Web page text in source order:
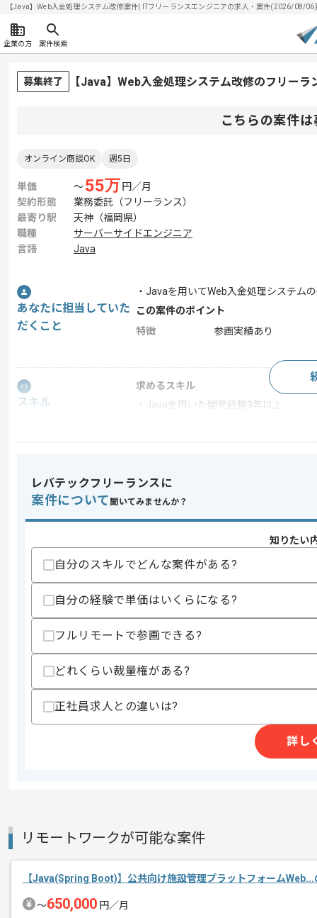
【Java】Web入金処理システム改修案件| ITフリーランスエンジニアの求人・案件(2026/08/06
企業の方 案件検索
募集終了 【Java】Web入金処理システム改修のフリーラ
こちらの案件
オンライン商談OK 週5日
単価 〜55万 円／月
契約形態
業務委託（フリーランス）
最寄り駅
天神（福岡県）
職種
サーバーサイドエンジニア
言語
Java
あなたに担当していた
だくこと
・Javaを用いてWeb入金処理システム
この案件のポイント
特徴
参画実績あり
スキル
求めるスキル
・Javaを用いた開発経験3年以上
精算条件
精算基準時間
140時間〜180時間
支払いサイト
15日
その他募集要項
作業開始日
レバテックでの実績がある企業の案件で
レバテックフリーランスに
案件について 聞いてみませんか？
知りたい
自分のスキルでどんな案件がある?
自分の経験で単価はいくらになる?
フルリモートで参画できる?
どれくらい裁量権がある?
正社員求人との違いは?
詳し
リモートワークが可能な案件
【Java(Spring Boot)】公共向け施設管理プラットフォーム
〜650,000 円／月